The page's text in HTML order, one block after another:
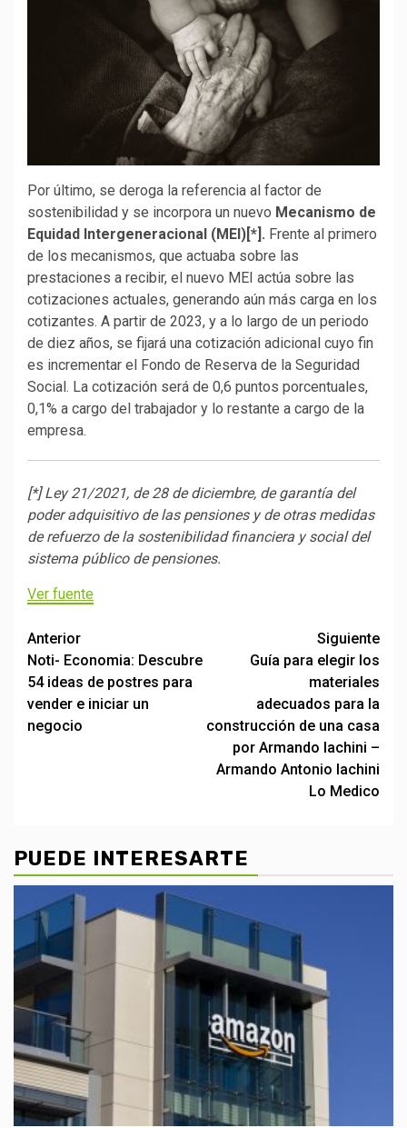
Por último, se deroga la referencia al factor de
sostenibilidad y se incorpora un nuevo Mecanismo de
Equidad Intergeneracional (MEI) [*] . Frente al primero
de los mecanismos, que actuaba sobre las
prestaciones a recibir, el nuevo MEI actúa sobre las
cotizaciones actuales, generando aún más carga en los
cotizantes. A partir de 2023, y a lo largo de un periodo
de diez años, se fijará una cotización adicional cuyo fin
es incrementar el Fondo de Reserva de la Seguridad
Social. La cotización será de 0,6 puntos porcentuales,
0,1% a cargo del trabajador y lo restante a cargo de la
empresa.
[*] Ley 21/2021, de 28 de diciembre, de garantía del
poder adquisitivo de las pensiones y de otras medidas
de refuerzo de la sostenibilidad financiera y social del
sistema público de pensiones.
Ver fuente
Post
navigation
Anterior
Noti- Economia: Descubre
54 ideas de postres para
vender e iniciar un
negocio
Siguiente
Guía para elegir los
materiales
adecuados para la
construcción de una casa
por Armando Iachini –
Armando Antonio Iachini
Lo Medico
PUEDE INTERESARTE